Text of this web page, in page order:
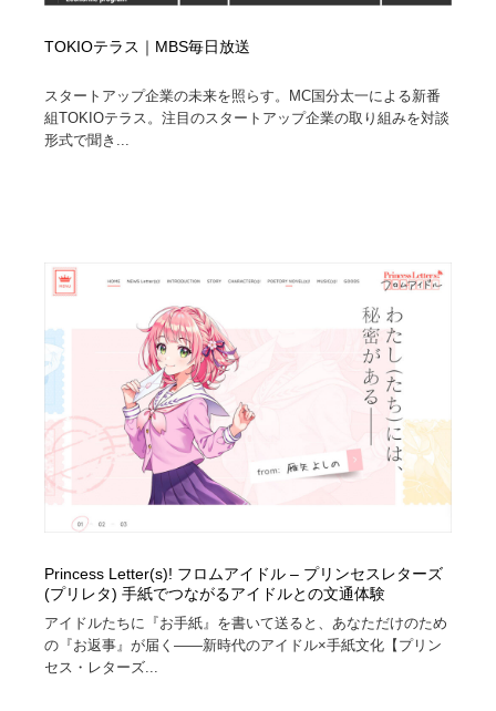
TOKIOテラス｜MBS毎日放送
スタートアップ企業の未来を照らす。MC国分太一による新番
組TOKIOテラス。注目のスタートアップ企業の取り組みを対談
形式で聞き...
Princess Letter(s)! フロムアイドル – プリンセスレターズ
(プリレタ) 手紙でつながるアイドルとの文通体験
アイドルたちに『お手紙』を書いて送ると、あなただけのため
の『お返事』が届く――新時代のアイドル×手紙文化【プリン
セス・レターズ...